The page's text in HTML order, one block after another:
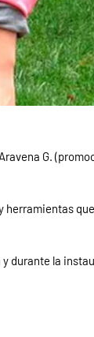
G.
durante la